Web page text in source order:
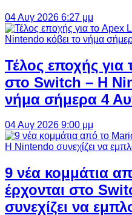
04 Αυγ 2026 6:27 μμ
Τέλος εποχής
στο Switch – Η
νήμα σήμερα 4
04 Αυγ 2026 9:00 μμ
9 νέα κομμάτια
έρχονται στο
συνεχίζει να